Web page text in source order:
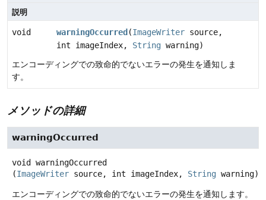
説明
void warningOccurred (ImageWriter source,
int imageIndex, String warning)
エンコーディングでの致命的でないエラーの発生を通知しま
す。
メソッドの詳細
warningOccurred
void
warningOccurred
(ImageWriter source, int imageIndex, String warning)
エンコーディングでの致命的でないエラーの発生を通知します。